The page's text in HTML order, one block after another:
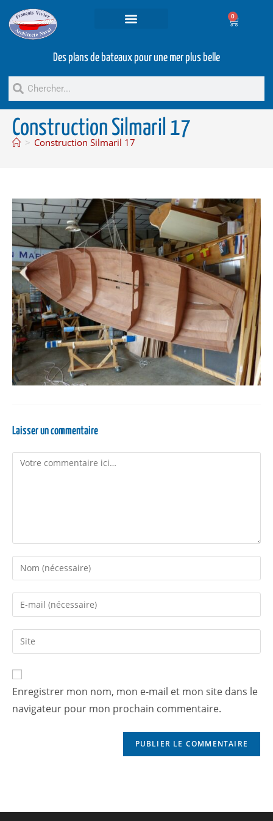
0
Des plans de bateaux pour une mer plus belle
Construction Silmaril 17
> Construction Silmaril 17
Laisser un commentaire
Enregistrer mon nom, mon e-mail et mon site dans le
navigateur pour mon prochain commentaire.